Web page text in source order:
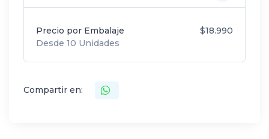
Precio por Embalaje
Desde 10 Unidades
$18.990
Compartir en: